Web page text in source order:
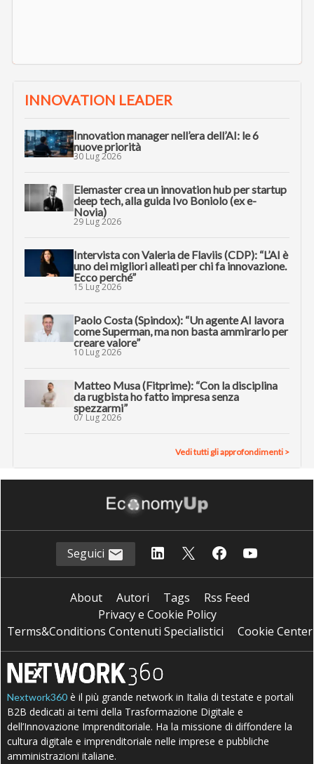
INNOVATION LEADER
Innovation manager nell’era dell’AI: le 6
nuove priorità
30 Lug 2026
Elemaster crea un innovation hub per startup
deep tech, alla guida Ivo Boniolo (ex e-
Novia)
29 Lug 2026
Intervista con Valeria de Flaviis (CDP): “L’AI è
uno dei migliori alleati per chi fa innovazione.
Ecco perché”
15 Lug 2026
Paolo Costa (Spindox): “Un agente AI lavora
come Superman, ma non basta ammirarlo per
creare valore”
10 Lug 2026
Matteo Musa (Fitprime): “Con la disciplina
da rugbista ho fatto impresa senza
spezzarmi”
07 Lug 2026
Vedi tutti gli approfondimenti >
Seguici
About Autori Tags
Rss Feed
Privacy e Cookie Policy
Terms&Conditions Contenuti Specialistici
Cookie Center
Nextwork360 è il più grande network in Italia di testate e portali
B2B dedicati ai temi della Trasformazione Digitale e
dell’Innovazione Imprenditoriale. Ha la missione di diffondere la
cultura digitale e imprenditoriale nelle imprese e pubbliche
amministrazioni italiane.